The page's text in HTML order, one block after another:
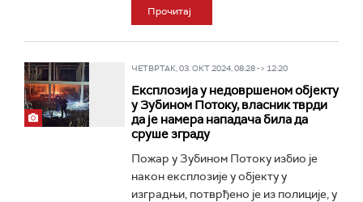
Прочитај
ЧЕТВРТАК, 03. ОКТ 2024, 08:28 -> 12:20
Експлозија у недовршеном објекту
у Зубином Потоку, власник тврди
да је намера нападача била да
сруше зграду
Пожар у Зубином Потоку избио је
након експлозије у објекту у
изградњи, потврђено је из полиције, у